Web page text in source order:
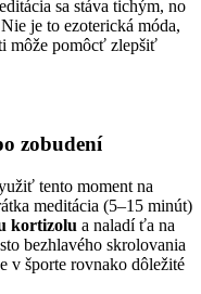
sa stáva tichým, no
je to ezoterická móda,
môže pomôcť zlepšiť
zobudení
tento moment na
meditácia (5–15 minút)
kortizolu a naladí ťa na
bezhlavého skrolovania
v športe rovnako dôležité